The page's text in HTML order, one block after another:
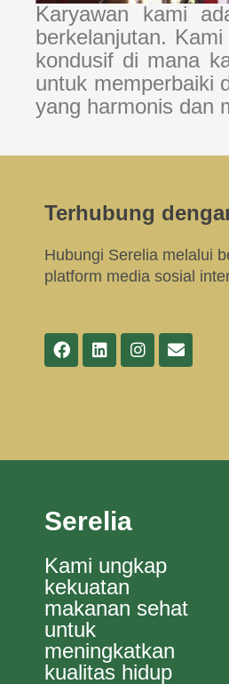
Karyawan kami
berkelanjutan.
kondusif di mana
untuk memperbaiki
yang harmonis dan
Terhubung
Hubungi Serelia melalui
platform media sosial
Serelia
Kami ungkap
kekuatan
makanan sehat
untuk
meningkatkan
kualitas hidup